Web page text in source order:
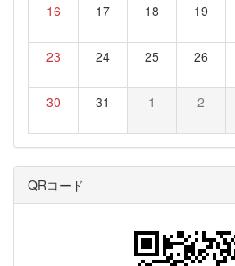
16 17 18 19
23 24 25 26
30 31 1 2
QRコード